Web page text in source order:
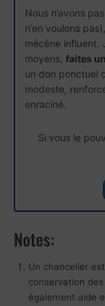
Nous n’avons
n’en voulons
mécène influent.
moyens, faites
un don ponctuel
modeste,
enraciné.
Si vous le
Notes:
Un chancelier
conservation
également aide